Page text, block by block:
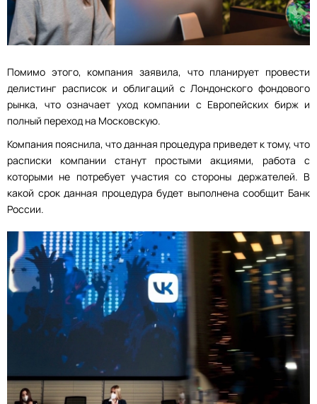
Помимо этого, компания заявила, что планирует провести
делистинг расписок и облигаций с Лондонского фондового
рынка, что означает уход компании с Европейских бирж и
полный переход на Московскую.
Компания пояснила, что данная процедура приведет к тому, что
расписки компании станут простыми акциями, работа с
которыми не потребует участия со стороны держателей. В
какой срок данная процедура будет выполнена сообщит Банк
России.